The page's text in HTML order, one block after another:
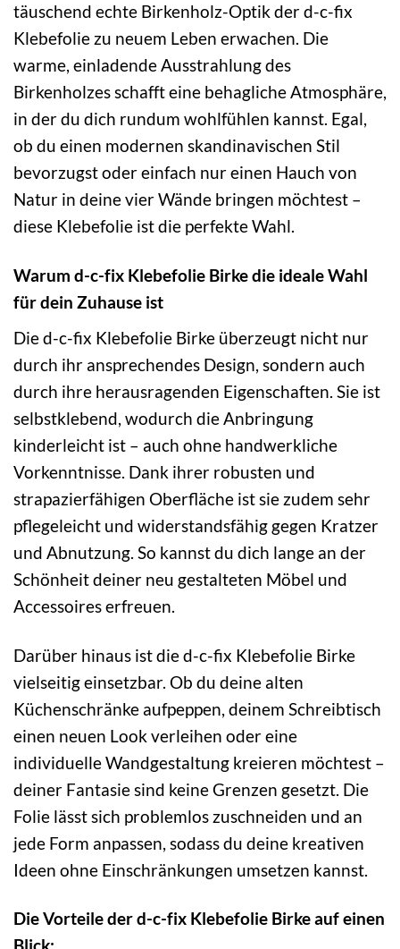
täuschend echte Birkenholz-Optik der d-c-fix
Klebefolie zu neuem Leben erwachen. Die
warme, einladende Ausstrahlung des
Birkenholzes schafft eine behagliche Atmosphäre,
in der du dich rundum wohlfühlen kannst. Egal,
ob du einen modernen skandinavischen Stil
bevorzugst oder einfach nur einen Hauch von
Natur in deine vier Wände bringen möchtest –
diese Klebefolie ist die perfekte Wahl.
Warum d-c-fix Klebefolie Birke die ideale Wahl
für dein Zuhause ist
Die d-c-fix Klebefolie Birke überzeugt nicht nur
durch ihr ansprechendes Design, sondern auch
durch ihre herausragenden Eigenschaften. Sie ist
selbstklebend, wodurch die Anbringung
kinderleicht ist – auch ohne handwerkliche
Vorkenntnisse. Dank ihrer robusten und
strapazierfähigen Oberfläche ist sie zudem sehr
pflegeleicht und widerstandsfähig gegen Kratzer
und Abnutzung. So kannst du dich lange an der
Schönheit deiner neu gestalteten Möbel und
Accessoires erfreuen.
Darüber hinaus ist die d-c-fix Klebefolie Birke
vielseitig einsetzbar. Ob du deine alten
Küchenschränke aufpeppen, deinem Schreibtisch
einen neuen Look verleihen oder eine
individuelle Wandgestaltung kreieren möchtest –
deiner Fantasie sind keine Grenzen gesetzt. Die
Folie lässt sich problemlos zuschneiden und an
jede Form anpassen, sodass du deine kreativen
Ideen ohne Einschränkungen umsetzen kannst.
Die Vorteile der d-c-fix Klebefolie Birke auf einen